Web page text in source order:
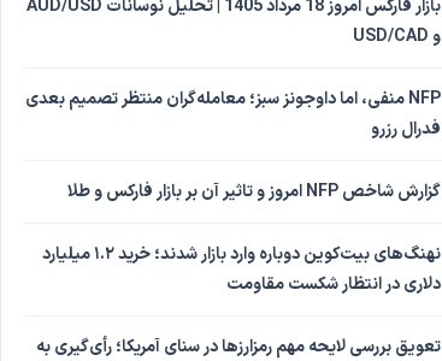
بازار فارکس امروز 18 مرداد 1405 | تحلیل نوسانات AUD/USD
و USD/CAD
NFP منفی، اما داوجونز سبز؛ معامله‌گران منتظر تصمیم بعدی
فدرال رزرو
گزارش شاخص NFP امروز و تاثیر آن بر بازار فارکس و طلا
نهنگ‌های بیت‌کوین دوباره وارد بازار شدند؛ خرید ۱.۲ میلیارد
دلاری در انتظار شکست مقاومت
تعویق بررسی لایحه مهم رمزارزها در سنای آمریکا؛ رأی‌گیری به